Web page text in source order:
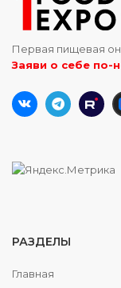
Первая пищевая
Заяви о себе по-
РАЗДЕЛЫ
Главная